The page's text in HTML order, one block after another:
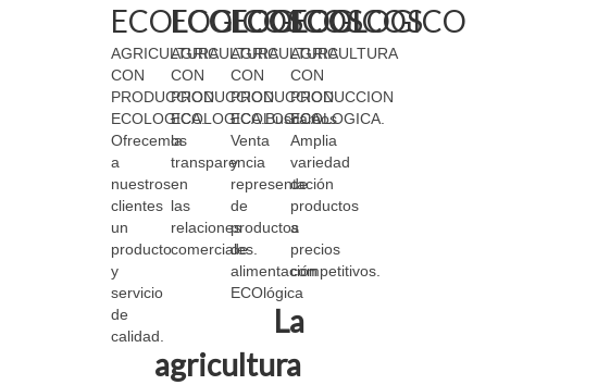
ECOLOGICOS
AGRICULTURA
CON
PRODUCCION
ECOLOGICA.
Ofrecemos
a
nuestros
clientes
un
producto
y
servicio
de
calidad.
ECOLOGICOS
AGRICULTURA
CON
PRODUCCION
ECOLOGICA.Buscamos
la
transparencia
en
las
relaciones
comerciales.
ECOLOGICOS
AGRICULTURA
CON
PRODUCCION
ECOLOGICA.
Venta
y
representación
de
productos
de
alimentación
ECOlógica
ECOLOGICO
AGRICULTURA
CON
PRODUCCION
ECOLOGICA.
Amplia
variedad
de
productos
a
precios
competitivos.
La
agricultura